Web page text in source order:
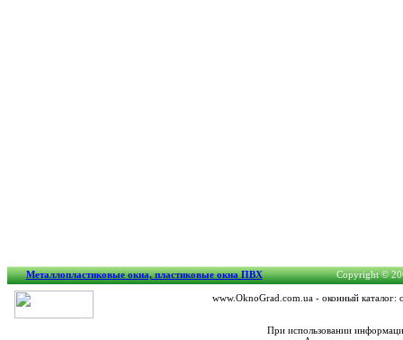
Металлопластиковые окна, пластиковые окна ПВХ Copyright ©
www.OknoGrad.com.ua - оконный
При использовании